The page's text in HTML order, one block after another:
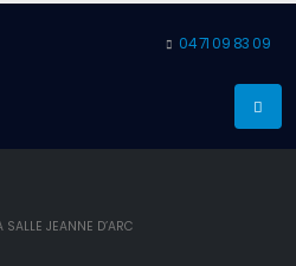
04 71 09 83 09
JEANNE D’ARC